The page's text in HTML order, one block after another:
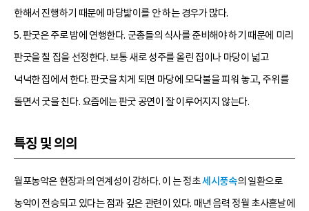
한해서 진행하기 때문에 마당밟이를 안 하는 경우가 많다.
5. 판굿은 주로 밤에 연행한다. 군총들의 식사를 준비해야 하기 때문에 미리
판굿을 칠 집을 선정한다. 보통 새로 성주를 올린 집이나 마당이 넓고
넉넉한 집에서 한다. 판굿을 치게 되면 마당에 모닥불을 피워 놓고, 주위를
돌면서 굿을 친다. 요즘에는 판굿 공연이 잘 이루어지지 않는다.
특징 및 의의
월포농악은 현장과의 연계성이 강하다. 이 는 정초세시풍속의 일환으로
농악이 전승되고 있다는 점과 깊은 관련이 있다. 매년 음력 정월 초사흗날에